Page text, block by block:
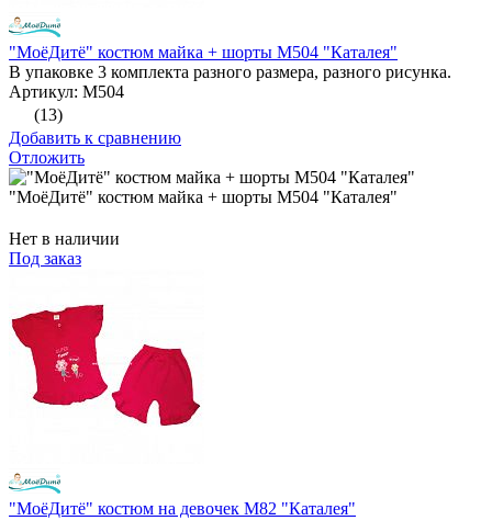
"МоёДитё" костюм майка + шорты М504 "Каталея"
В упаковке 3 комплекта разного размера, разного рисунка.
Артикул: М504
(13)
Добавить к сравнению
Отложить
"МоёДитё" костюм майка + шорты М504 "Каталея"
Нет в наличии
Под заказ
"МоёДитё" костюм на девочек М82 "Каталея"